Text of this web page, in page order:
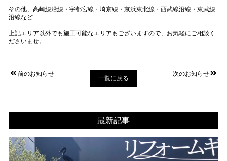
その他、高崎線沿線・宇都宮線・埼京線・京浜東北線・西武線沿線・東武線
沿線など
上記エリア以外でも施工可能なエリアもございますので、お気軽にご相談く
ださいませ。
前のお知らせ
一覧に戻る
次のお知らせ
最新記事